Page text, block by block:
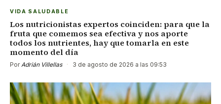
VIDA SALUDABLE
Los nutricionistas expertos coinciden: para que la
fruta que comemos sea efectiva y nos aporte
todos los nutrientes, hay que tomarla en este
momento del día
Por Adrián Villellas · 3 de agosto de 2026 a las 09:53